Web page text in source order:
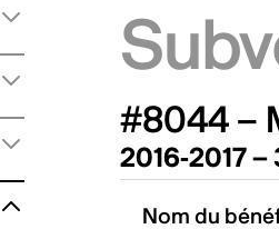
#8044 –
2016-2017 –
Nom du